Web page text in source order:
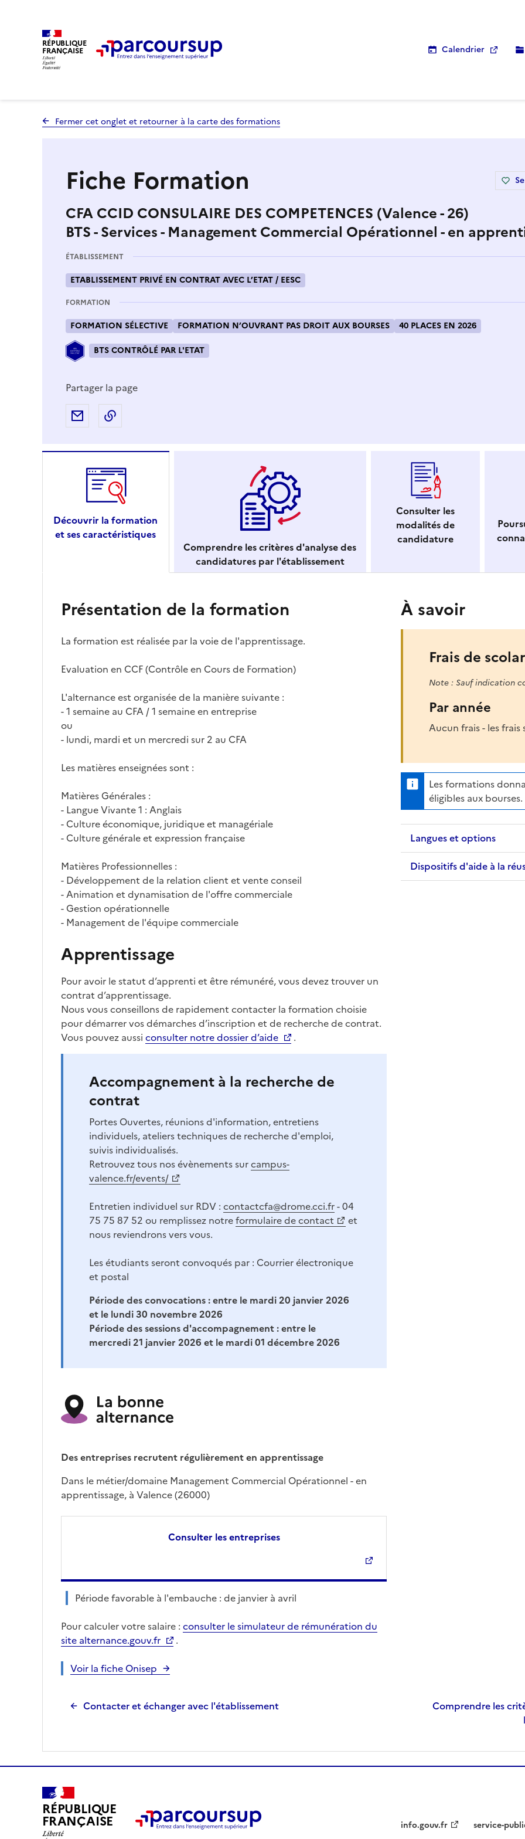
RÉPUBLIQUE
FRANÇAISE Calendrier
Fermer cet onglet et retourner à la carte des formations
Fiche Formation
CFA CCID CONSULAIRE DES COMPETENCES (Valence - 26)
BTS - Services - Management Commercial Opérationnel - en
ÉTABLISSEMENT
ETABLISSEMENT PRIVÉ EN CONTRAT AVEC L’ETAT / EESC
FORMATION
FORMATION SÉLECTIVE FORMATION N’OUVRANT PAS DROIT AUX BOURSES 40 PLACES EN 2026
BTS CONTRÔLÉ PAR L'ETAT
Partager la page
Partager par e-mail
Découvrir la formation
et ses caractéristiques
Comprendre les critères d'analyse des
candidatures par l'établissement
Consulter les
modalités de
candidature
Présentation de la formation
La formation est réalisée par la voie de l'apprentissage.
Evaluation en CCF (Contrôle en Cours de Formation)
L'alternance est organisée de la manière suivante :
- 1 semaine au CFA / 1 semaine en entreprise
ou
- lundi, mardi et un mercredi sur 2 au CFA
Les matières enseignées sont :
Matières Générales :
- Langue Vivante 1 : Anglais
- Culture économique, juridique et managériale
- Culture générale et expression française
Matières Professionnelles :
- Développement de la relation client et vente conseil
- Animation et dynamisation de l'offre commerciale
- Gestion opérationnelle
- Management de l'équipe commerciale
Apprentissage
Pour avoir le statut d’apprenti et être rémunéré, vous devez trouver un
contrat d’apprentissage.
Nous vous conseillons de rapidement contacter la formation choisie
pour démarrer vos démarches d’inscription et de recherche de contrat.
Vous pouvez aussi consulter notre dossier d’aide .
Accompagnement à la recherche de
contrat
Portes Ouvertes, réunions d'information, entretiens
individuels, ateliers techniques de recherche d'emploi,
suivis individualisés.
Retrouvez tous nos évènements surcampus-
valence.fr/events/
Entretien individuel sur RDV : contactcfa@drome.cci.fr- 04
75 75 87 52 ou remplissez notreformulaire de contact
et
nous reviendrons vers vous.
Les étudiants seront convoqués par : Courrier électronique
et postal
Période des convocations :entre le mardi 20 janvier 2026
et le lundi 30 novembre 2026
Période des sessions d'accompagnement :entre le
mercredi 21 janvier 2026 et le mardi 01 décembre 2026
Des entreprises recrutent régulièrement en apprentissage
Dans le métier/domaine Management Commercial Opérationnel - en
apprentissage, à Valence (26000)
Consulter les entreprises
Période favorable à l'embauche : de janvier à avril
Pour calculer votre salaire : consulter le simulateur de rémunération du
site alternance.gouv.fr
.
Voir la fiche Onisep
À savoir
Frais de
Note : Sauf indication
Par année
Aucun frais - les
Les formations
éligibles aux bourses.
Langues et options
Dispositifs d'aide à la
Contacter et échanger avec l'établissement
Comprendre les
RÉPUBLIQUE
FRANÇAISE info.gouv.fr service-